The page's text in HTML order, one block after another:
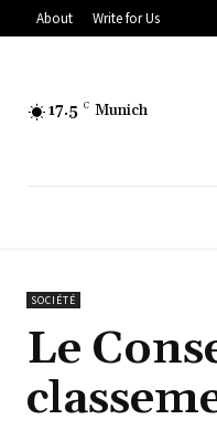
About Write for Us
17.5 C Munich
SOCIÉTÉ
Le